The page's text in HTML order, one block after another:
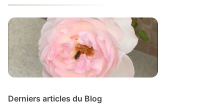
Derniers articles du Blog